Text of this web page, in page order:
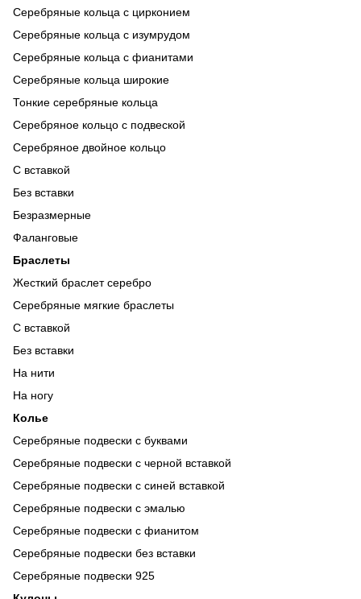
Серебряные кольца с цирконием
Серебряные кольца с изумрудом
Серебряные кольца с фианитами
Серебряные кольца широкие
Тонкие серебряные кольца
Серебряное кольцо с подвеской
Серебряное двойное кольцо
С вставкой
Без вставки
Безразмерные
Фаланговые
Браслеты
Жесткий браслет серебро
Серебряные мягкие браслеты
С вставкой
Без вставки
На нити
На ногу
Колье
Серебряные подвески с буквами
Серебряные подвески с черной вставкой
Серебряные подвески с синей вставкой
Серебряные подвески с эмалью
Серебряные подвески с фианитом
Серебряные подвески без вставки
Серебряные подвески 925